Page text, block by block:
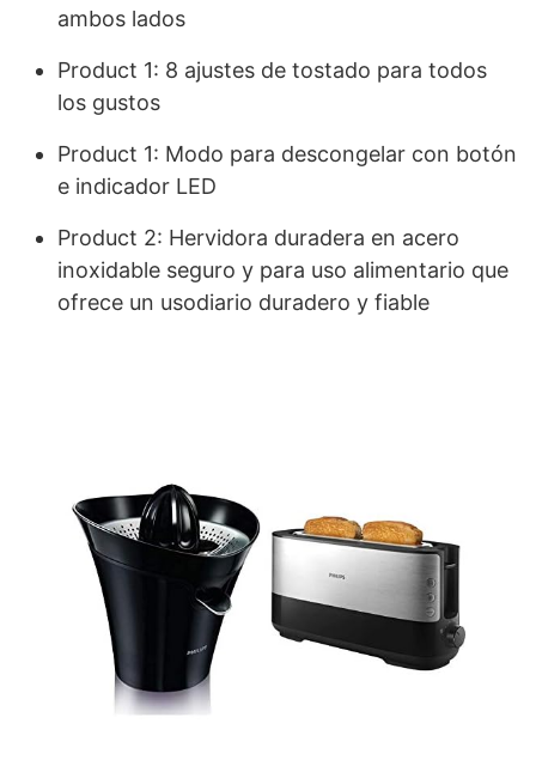
ambos lados
Product 1: 8 ajustes de tostado para todos
los gustos
Product 1: Modo para descongelar con botón
e indicador LED
Product 2: Hervidora duradera en acero
inoxidable seguro y para uso alimentario que
ofrece un usodiario duradero y fiable